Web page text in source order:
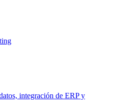
integración de ERP y